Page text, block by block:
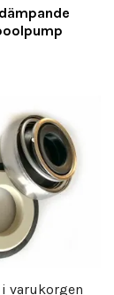
varukorgen